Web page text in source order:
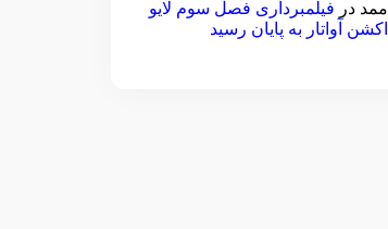
ممد در فیلمبرداری فصل سوم لایو
اکشن آواتار به پایان رسید